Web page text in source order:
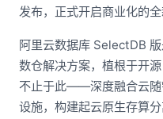
发布，正式开启商业化的全
阿里云数据库 SelectDB
数仓解决方案，植根于开
不止于此——深度融合云随
设施，构建起云原生存算